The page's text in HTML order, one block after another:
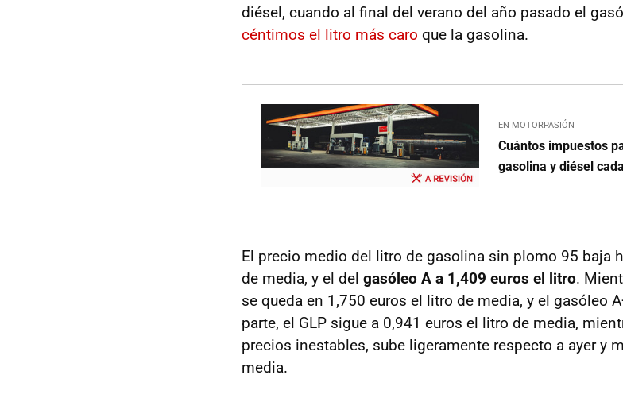
diésel, cuando al final del verano del año pasado el
céntimos el litro más caro que la gasolina.
EN MOTORPASIÓN
Cuántos impuestos
gasolina y diésel
El precio medio del litro de gasolina sin plomo 95 baja
de media, y el del gasóleo A a 1,409 euros el litro.
se queda en 1,750 euros el litro de media, y el gasóleo
parte, el GLP sigue a 0,941 euros el litro de media,
precios inestables, sube ligeramente respecto a ayer y
media.